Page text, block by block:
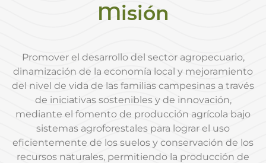
Misión
Promover el desarrollo del sector agropecuario,
dinamización de la economía local y mejoramiento
del nivel de vida de las familias campesinas a través
de iniciativas sostenibles y de innovación,
mediante el fomento de producción agrícola bajo
sistemas agroforestales para lograr el uso
eficientemente de los suelos y conservación de los
recursos naturales, permitiendo la producción de